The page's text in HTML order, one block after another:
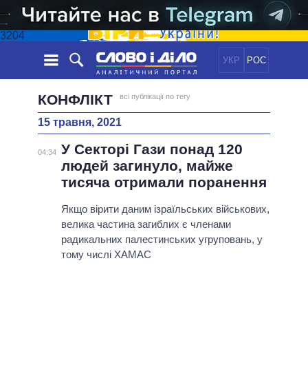
3204
УКР РОС
НОВИНИ
СТРІЧКА
ПОДІЇ
СТАТТІ
ДУМКИ
ОГЛЯДИ
ДАЙДЖЕСТИ
ЕКОНОМІКА
СУСПІЛЬСТВО
СВІТ
ПОЛIТИКИ
УСІ ПОЛІТИКИ
ПРЕЗИДЕНТ І ОФІС
ВЕРХОВНА РАДА
КАБІНЕТ МІНІСТРІВ
ІНФОГРАФІКА
ВІДЕО
ПІДТРИМАТИ
КОНФЛІКТ всі публікації по тегу
15 травня, 2021
04:34 У Секторі Гази понад 120
людей загинуло, майже
тисяча отримали поранення
Якщо вірити даним ізраїльських військових,
велика частина загиблих є членами
радикальних палестинських угруповань, у
тому числі ХАМАС